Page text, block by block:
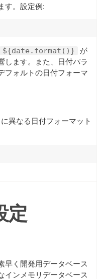
す。設定例:
${date.format()}
が
します。また、日付パラ
フォルトの日付フォーマ
異なる日付フォーマット
定
早く開発用データベース
インメモリデータベース